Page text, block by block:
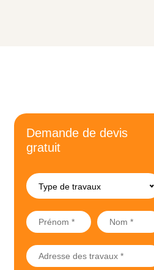
Demande de devis
gratuit
Type de travaux